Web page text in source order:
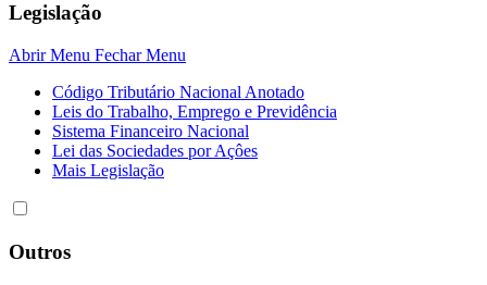
Legislação
Abrir Menu Fechar Menu
Código Tributário Nacional Anotado
Leis do Trabalho, Emprego e Previdência
Sistema Financeiro Nacional
Lei das Sociedades por Açôes
Mais Legislação
Outros